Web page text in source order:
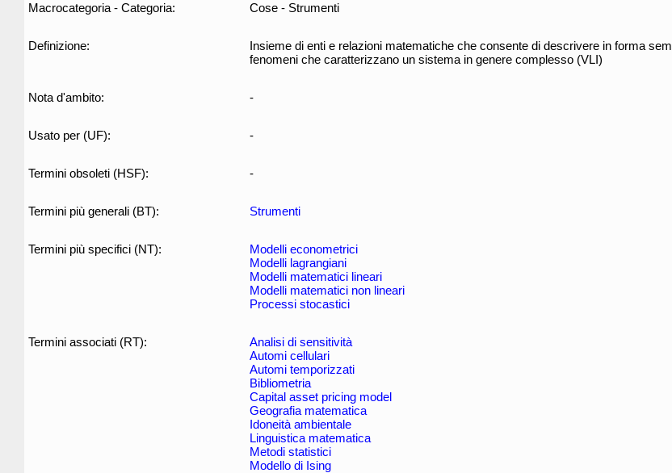
Macrocategoria - Categoria: Cose - Strumenti
Definizione:
Insieme di enti e relazioni matematiche che consente di descrivere in forma
fenomeni che caratterizzano un sistema in genere complesso (VLI)
Nota d'ambito: -
Usato per (UF): -
Termini obsoleti (HSF): -
Termini più generali (BT): Strumenti
Termini più specifici (NT):
Modelli econometrici
Modelli lagrangiani
Modelli matematici lineari
Modelli matematici non lineari
Processi stocastici
Termini associati (RT):
Analisi di sensitività
Automi cellulari
Automi temporizzati
Bibliometria
Capital asset pricing model
Geografia matematica
Idoneità ambientale
Linguistica matematica
Metodi statistici
Modello di Ising